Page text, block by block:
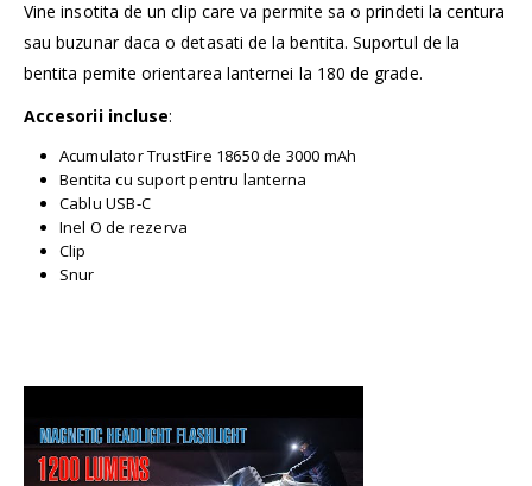
Vine insotita de un clip care va permite sa o prindeti la centura
sau buzunar daca o detasati de la bentita. Suportul de la
bentita pemite orientarea lanternei la 180 de grade.
Accesorii incluse:
Acumulator TrustFire 18650 de 3000 mAh
Bentita cu suport pentru lanterna
Cablu USB-C
Inel O de rezerva
Clip
Snur